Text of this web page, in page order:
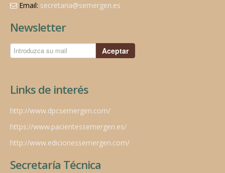
Email: secretaria@semergen.es
Newsletter
Aceptar
Links de interés
http://www.dpcsemergen.com/
https://www.pacientessemergen.es/
http://www.edicionessemergen.com/
Secretaría Técnica